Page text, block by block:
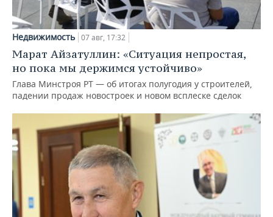
Недвижимость 07 авг, 17:32
Марат Айзатуллин: «Ситуация непростая,
но пока мы держимся устойчиво»
Глава Минстроя РТ — об итогах полугодия у строителей,
падении продаж новостроек и новом всплеске сделок